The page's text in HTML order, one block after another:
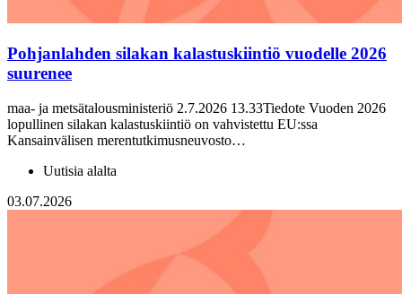
Pohjanlahden silakan kalastuskiintiö vuodelle 2026
suurenee
maa- ja metsätalousministeriö 2.7.2026 13.33Tiedote Vuoden 2026
lopullinen silakan kalastuskiintiö on vahvistettu EU:ssa
Kansainvälisen merentutkimusneuvosto…
Uutisia alalta
03.07.2026